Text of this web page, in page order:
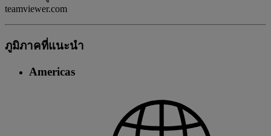
teamviewer.com
ภูมิภาคที่แนะนํา
Americas